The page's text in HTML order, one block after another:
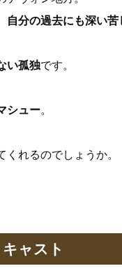
自分の過去にも深い苦
い孤独です。
シュー。
れるのでしょうか。
ャスト